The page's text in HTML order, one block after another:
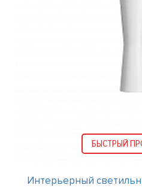
БЫСТРЫЙ
Интерьерный